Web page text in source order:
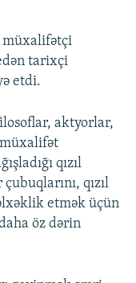
müxalifətçi
tarixçi
etdi.
aktyorlar,
qızıl
qızıl
etmək üçün
öz dərin